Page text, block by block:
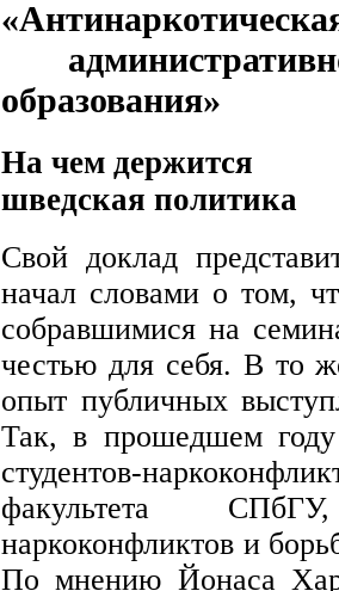
образования»
На чем держится
шведская политика
Свой доклад
начал словами о том,
собравшимися на
честью для себя. В то
опыт публичных
Так, в прошедшем
студентов-
факультета
наркоконфликтов и
По мнению Йонаса